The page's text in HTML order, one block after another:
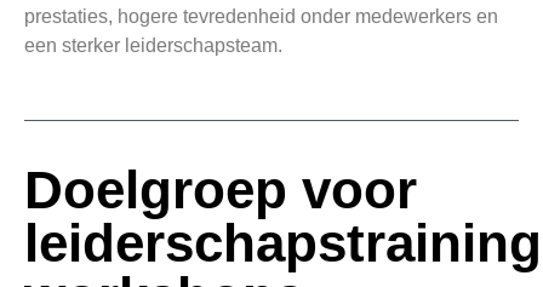
prestaties, hogere tevredenheid onder medewerkers en
een sterker leiderschapsteam.
Doelgroep voor
leiderschapstraining